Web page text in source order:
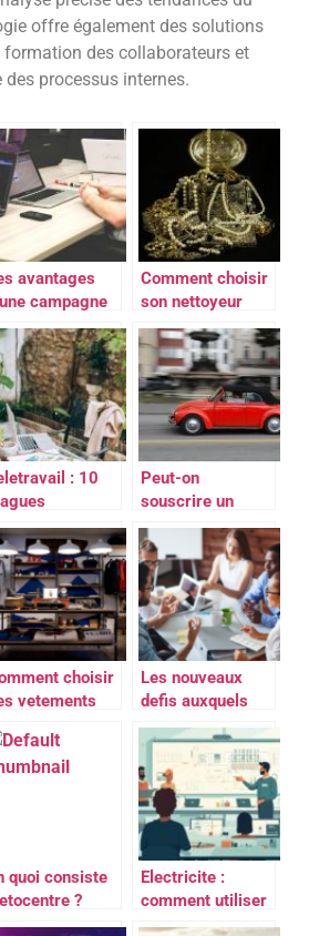
offre également des solutions
des collaborateurs et
des processus internes.
avantages
campagne
une agence
Comment choisir
son nettoyeur
ultrason ? Nos
conseils
: 10
pour le
avril
Peut-on
souscrire un
crédit auto en
ligne ?
choisir
vetements
le travail ?
Les nouveaux
defis auxquels
doivent repondre
les travailleurs
independants
quoi consiste
?
Electricite :
comment utiliser
son CPF pour